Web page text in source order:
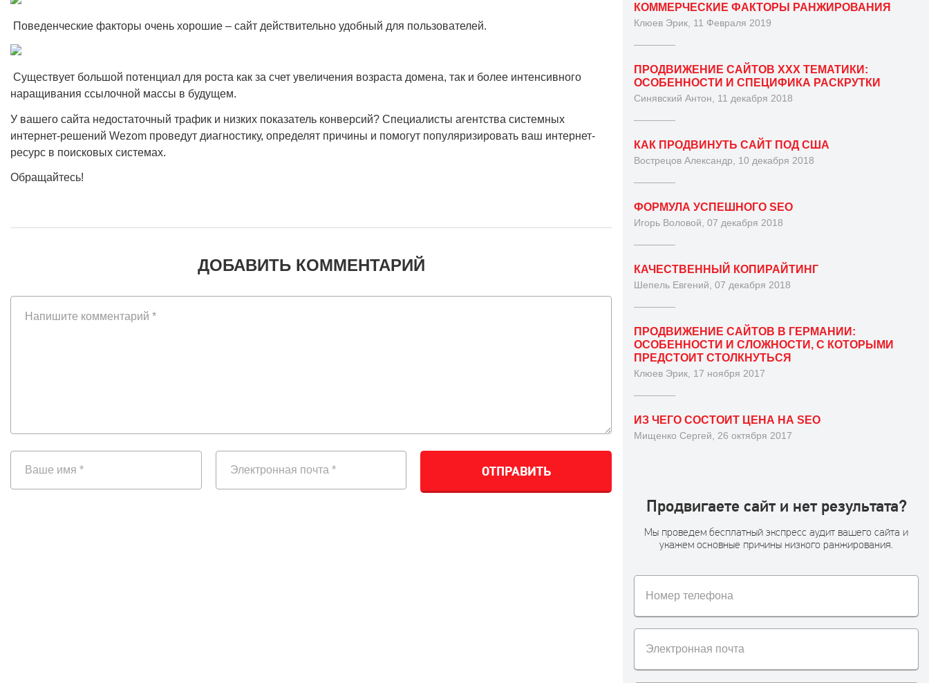
Поведенческие факторы очень хорошие – сайт действительно удобный для пользователей.
Существует большой потенциал для роста как за счет увеличения возраста домена, так и более интенсивного
наращивания ссылочной массы в будущем.
У вашего сайта недостаточный трафик и низких показатель конверсий? Специалисты агентства системных
интернет-решений Wezom проведут диагностику, определят причины и помогут популяризировать ваш интернет-
ресурс в поисковых системах.
Обращайтесь!
ДОБАВИТЬ КОММЕНТАРИЙ
ОТПРАВИТЬ
КОММЕРЧЕСКИЕ ФАКТОРЫ РАНЖИРОВАНИЯ
Клюев Эрик, 11 Февраля 2019
ПРОДВИЖЕНИЕ САЙТОВ XXX ТЕМАТИКИ:
ОСОБЕННОСТИ И СПЕЦИФИКА РАСКРУТКИ
Синявский Антон, 11 декабря 2018
КАК ПРОДВИНУТЬ САЙТ ПОД США
Вострецов Александр, 10 декабря 2018
ФОРМУЛА УСПЕШНОГО SEO
Игорь Воловой, 07 декабря 2018
КАЧЕСТВЕННЫЙ КОПИРАЙТИНГ
Шепель Евгений, 07 декабря 2018
ПРОДВИЖЕНИЕ САЙТОВ В ГЕРМАНИИ:
ОСОБЕННОСТИ И СЛОЖНОСТИ, С КОТОРЫМИ
ПРЕДСТОИТ СТОЛКНУТЬСЯ
Клюев Эрик, 17 ноября 2017
ИЗ ЧЕГО СОСТОИТ ЦЕНА НА SEO
Мищенко Сергей, 26 октября 2017
Продвигаете сайт и нет результата?
Мы проведем бесплатный экспресс аудит вашего сайта и
укажем основные причины низкого ранжирования.